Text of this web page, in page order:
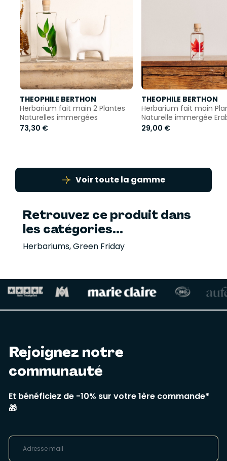
Chaque plante est différente, chaque modèle est
unique : la taille, les couleurs et la forme de la plante
peuvent varier.
THEOPHILE BERTHON
Herbarium fait main 2 Plantes
Naturelles immergées
73,30 €
THEOPHILE BERTHON
Herbarium fait main
Naturelle immergée
29,00 €
Voir toute la gamme
Retrouvez ce produit dans
les catégories...
Herbariums,Green Friday
Rejoignez notre
communauté
Et bénéficiez de -10% sur votre 1ère commande*
🎁